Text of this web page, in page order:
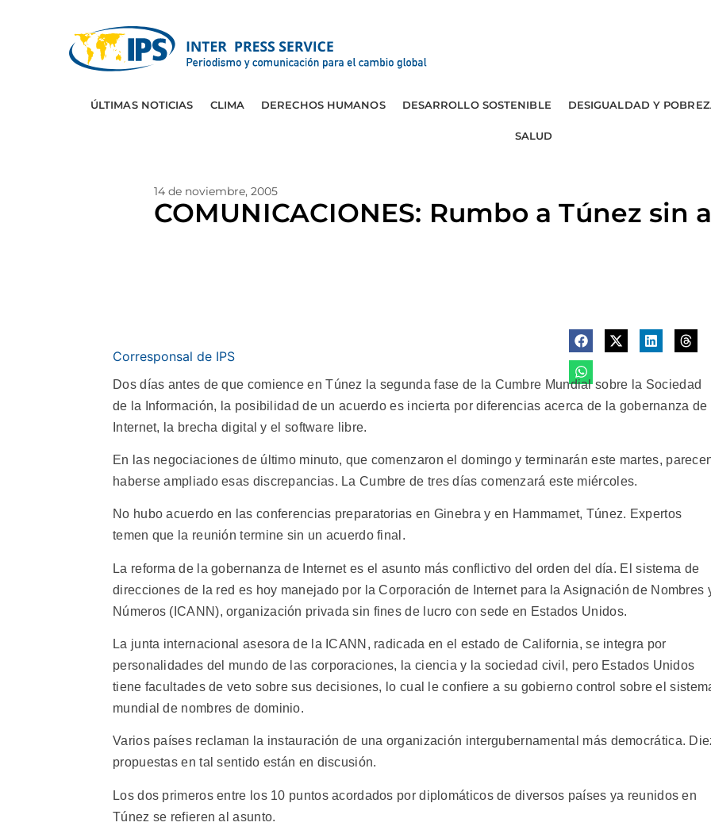
ÚLTIMAS NOTICIAS CLIMA DERECHOS HUMANOS DESARROLLO SOSTENIBLE DESIGUALDAD Y
SALUD
14 de noviembre, 2005
COMUNICACIONES: Rumbo a Túnez sin
Corresponsal de IPS
Dos días antes de que comience en Túnez la segunda fase de la Cumbre Mundial sobre la Sociedad
de la Información, la posibilidad de un acuerdo es incierta por diferencias acerca de la gobernanza de
Internet, la brecha digital y el software libre.
En las negociaciones de último minuto, que comenzaron el domingo y terminarán este martes,
haberse ampliado esas discrepancias. La Cumbre de tres días comenzará este miércoles.
No hubo acuerdo en las conferencias preparatorias en Ginebra y en Hammamet, Túnez. Expertos
temen que la reunión termine sin un acuerdo final.
La reforma de la gobernanza de Internet es el asunto más conflictivo del orden del día. El sistema de
direcciones de la red es hoy manejado por la Corporación de Internet para la Asignación de Nombres
Números (ICANN), organización privada sin fines de lucro con sede en Estados Unidos.
La junta internacional asesora de la ICANN, radicada en el estado de California, se integra por
personalidades del mundo de las corporaciones, la ciencia y la sociedad civil, pero Estados Unidos
tiene facultades de veto sobre sus decisiones, lo cual le confiere a su gobierno control sobre el
mundial de nombres de dominio.
Varios países reclaman la instauración de una organización intergubernamental más democrática.
propuestas en tal sentido están en discusión.
Los dos primeros entre los 10 puntos acordados por diplomáticos de diversos países ya reunidos en
Túnez se refieren al asunto.